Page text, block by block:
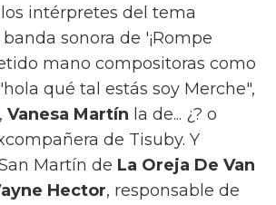
intérpretes del tema
sonora de '¡Rompe
mano compositoras como
qué tal estás soy Merche",
, Vanesa Martín la de... ¿? o
de Tisuby. Y
Martín de La Oreja De Van
Hector, responsable de